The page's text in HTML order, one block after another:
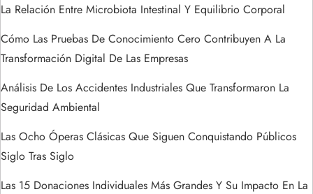
t
r
a
d
a
s
La Relación Entre Microbiota Intestinal Y Equilibrio Corporal
Cómo Las Pruebas De Conocimiento Cero Contribuyen A La
Transformación Digital De Las Empresas
Análisis De Los Accidentes Industriales Que Transformaron La
Seguridad Ambiental
Las Ocho Óperas Clásicas Que Siguen Conquistando Públicos
Siglo Tras Siglo
Las 15 Donaciones Individuales Más Grandes Y Su Impacto En La